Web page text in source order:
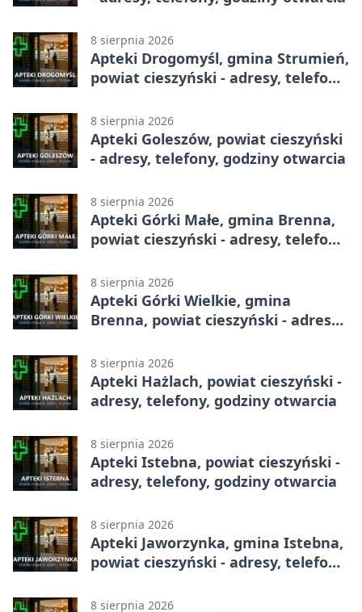
8 sierpnia 2026
Apteki Drogomyśl, gmina Strumień,
powiat cieszyński - adresy, telefony,
8 sierpnia 2026
Apteki Goleszów, powiat cieszyński
- adresy, telefony, godziny otwarcia
8 sierpnia 2026
Apteki Górki Małe, gmina Brenna,
powiat cieszyński - adresy, telefony,
8 sierpnia 2026
Apteki Górki Wielkie, gmina
Brenna, powiat cieszyński - adresy,
8 sierpnia 2026
Apteki Hażlach, powiat cieszyński -
adresy, telefony, godziny otwarcia
8 sierpnia 2026
Apteki Istebna, powiat cieszyński -
adresy, telefony, godziny otwarcia
8 sierpnia 2026
Apteki Jaworzynka, gmina Istebna,
powiat cieszyński - adresy, telefony,
8 sierpnia 2026